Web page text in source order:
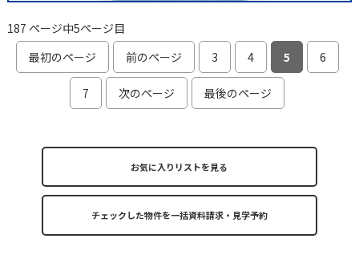
187 ページ中5ページ目
最初のページ
前のページ 3 4 5 6
7 次のページ 最後のページ
お気に入りリストを見る